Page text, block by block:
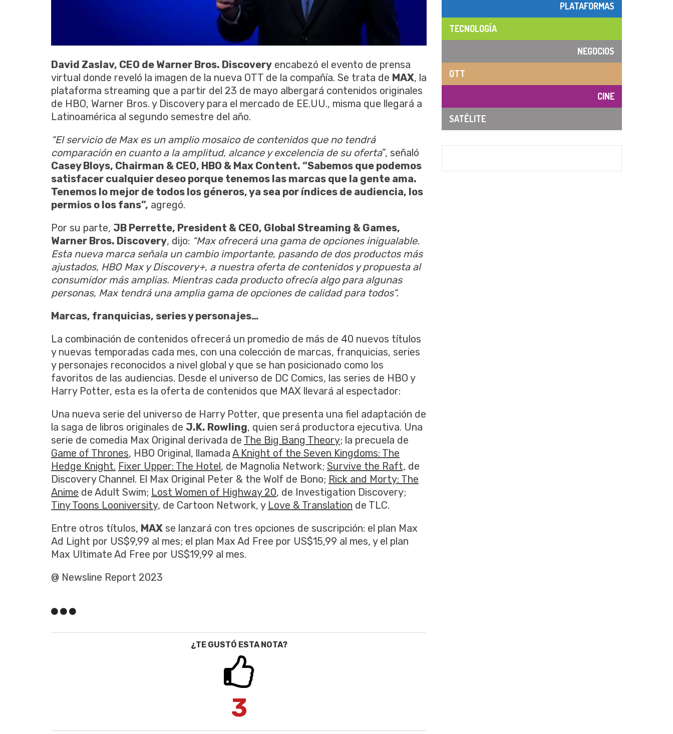
David Zaslav, CEO de Warner Bros. Discovery encabezó el evento de prensa
virtual donde reveló la imagen de la nueva OTT de la compañía. Se trata de MAX, la
plataforma streaming que a partir del 23 de mayo albergará contenidos originales
de HBO, Warner Bros. y Discovery para el mercado de EE.UU., misma que llegará a
Latinoamérica al segundo semestre del año.
“El servicio de Max es un amplio mosaico de contenidos que no tendrá
comparación en cuanto a la amplitud, alcance y excelencia de su oferta”, señaló
Casey Bloys, Chairman & CEO, HBO & Max Content. “Sabemos que podemos
satisfacer cualquier deseo porque tenemos las marcas que la gente ama.
Tenemos lo mejor de todos los géneros, ya sea por índices de audiencia, los
permios o los fans”, agregó.
Por su parte, JB Perrette, President & CEO, Global Streaming & Games,
Warner Bros. Discovery, dijo: “Max ofrecerá una gama de opciones inigualable.
Esta nueva marca señala un cambio importante, pasando de dos productos más
ajustados, HBO Max y Discovery+, a nuestra oferta de contenidos y propuesta al
consumidor más amplias. Mientras cada producto ofrecía algo para algunas
personas, Max tendrá una amplia gama de opciones de calidad para todos”.
Marcas, franquicias, series y personajes…
La combinación de contenidos ofrecerá un promedio de más de 40 nuevos títulos
y nuevas temporadas cada mes, con una colección de marcas, franquicias, series
y personajes reconocidos a nivel global y que se han posicionado como los
favoritos de las audiencias. Desde el universo de DC Comics, las series de HBO y
Harry Potter, esta es la oferta de contenidos que MAX llevará al espectador:
Una nueva serie del universo de Harry Potter, que presenta una fiel adaptación de
la saga de libros originales de J.K. Rowling, quien será productora ejecutiva. Una
serie de comedia Max Original derivada de The Big Bang Theory; la precuela de
Game of Thrones, HBO Original, llamada A Knight of the Seven Kingdoms: The
Hedge Knight. Fixer Upper: The Hotel, de Magnolia Network; Survive the Raft, de
Discovery Channel. El Max Original Peter & the Wolf de Bono; Rick and Morty: The
Anime de Adult Swim; Lost Women of Highway 20, de Investigation Discovery;
Tiny Toons Looniversity, de Cartoon Network, y Love & Translation de TLC.
Entre otros títulos, MAX se lanzará con tres opciones de suscripción: el plan Max
Ad Light por US$9,99 al mes; el plan Max Ad Free por US$15,99 al mes, y el plan
Max Ultimate Ad Free por US$19,99 al mes.
@ Newsline Report 2023
¿TE GUSTÓ ESTA NOTA?
3
PLATAFORMAS
TECNOLOGÍA
NEGOCIOS
OTT
CINE
SATÉLITE